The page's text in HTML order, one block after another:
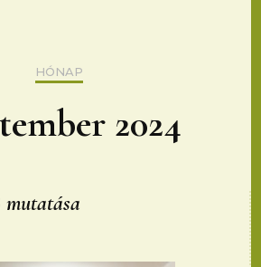
HÓNAP
2024
mutatása